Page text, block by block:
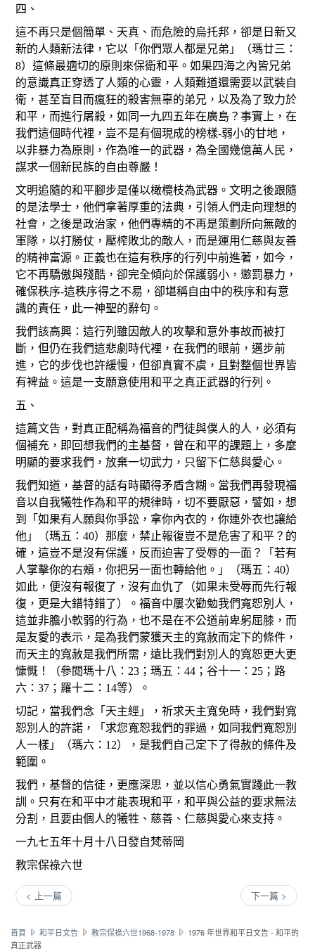
四、
這不再只是個簡單、天真、而危險的烏托邦，卻是日新又
新的人類新法律，它以「你們眾人都是兄弟」（瑪廿三：
8）這條最適切的原則來保衛和平。如果四海之內皆兄弟
的意識真正穿透了人類的心靈，人類難道還需要以武裝自
衛，甚至盲目而瘋狂的殺害無辜的弟兄，以及為了致力於
和平，而進行屠殺，如同一九四五年在廣島？事實上，在
我們這個時代裡，豈不是有個現成的榜樣-弱小的甘地，
以非暴力為原則，作為唯一的武器，為全國幾億萬人民，
謀求一個新民族的自由尊嚴！
文明追隨的和平腳步是僅以橄欖枝為武器。文明之後跟隨
的是法學士，他們拿著厚重的法典，引領人們走向理想的
社會，之後是政治家，他們專精的不再是策劃所向無敵的
軍隊，以打勝仗，壓榨敗北的敵人，而是運用仁慈與友善
的精神富源。正義也在這有秩序的行列中前進著，如今，
它不再驕傲與殘酷，卻完全傾向於保護弱小，懲罰暴力，
確保秩序-這秩序得之不易，卻堪稱自由中的秩序和有意
識的責任，此一神聖的辭句。
我們該高興：這行列雖因敵人的攻擊和意外事故而被打
斷，但仍在我們這悲劇時代裡，在我們的眼前，邁步前
進，它的步伐也許緩慢，但卻真實不虞，且對整個世界皆
有裨益。這是一支願意使用和平之真正武器的行列。
五、
這篇文告，對真正配稱為福音的門徒與僕人的人，必須有
個補充，即回想我們的主基督，曾在和平的課題上，多麼
明顯的要求我們，放棄一切武力，只留下仁慈與愛心。
我們知道，基督的話有時顯得矛盾含糊。當我們再發現福
音以自我犧牲作為和平的規律時，切不要厭惡，譬如，想
到「如果有人願與你爭訟，拿你內衣的，你連外衣也讓給
他」（瑪五：40）那麼，禁止報復豈不是危害了和平？的
確，這豈不是沒有保護，反而迫害了受辱的一面？「若有
人掌擊你的右頰，你把另一面也轉給他。」（瑪五：40）
如此，便沒有報復了，沒有血仇了（如果未受辱而先行報
復，更是大錯特錯了）。福音中屢次勸勉我們寬恕別人，
這並非膽小軟弱的行為，也不是在不公道前卑躬屈膝，而
是友愛的表示，是為我們蒙獲天主的寬赦而定下的條件，
而天主的寬赦是我們所需，遠比我們對別人的寬恕更大更
慷慨！（參閱瑪十八：23；瑪五：44；谷十一：25；路
六：37；羅十二：14等）。
切記，當我們念「天主經」，祈求天主寬免時，我們對寬
恕別人的許諾，「求您寬恕我們的罪過，如同我們寬恕別
人一樣」（瑪六：12），是我們自己定下了得赦的條件及
範圍。
我們，基督的信徒，更應深思，並以信心勇氣實踐此一教
訓。只有在和平中才能表現和平，和平與公益的要求無法
分割，且要由個人的犧牲、慈善、仁慈與愛心來支持。
一九七五年十月十八日發自梵蒂岡
教宗保祿六世
< 上一篇 下一篇 >
首頁 和平日文告 教宗保祿六世1968-1978
1976 年世界和平日文告 - 和平的
真正武器